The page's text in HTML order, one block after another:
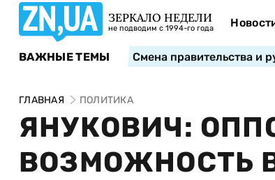
ЗЕРКАЛО НЕДЕЛИ
не подводим с 1994-го года
ВАЖНЫЕ ТЕМЫ Смена правительства и
ГЛАВНАЯ ПОЛИТИКА
ЯНУКОВИЧ:
ВОЗМОЖНОСТЬ